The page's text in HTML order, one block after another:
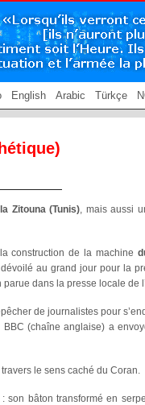
English Arabic Türkçe
Zitouna (Tunis), mais aussi
construction de la machine
au grand jour pour la
dans la presse locale de
de journalistes pour
(chaîne anglaise) a
le sens caché du Coran.
bâton transformé en